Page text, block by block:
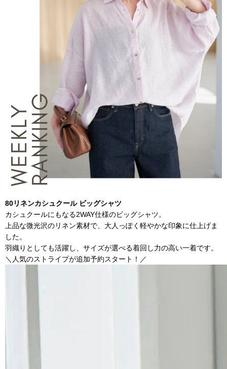
80リネンカシュクール ビッグシャツ
カシュクールにもなる2WAY仕様のビッグシャツ。
上品な微光沢のリネン素材で、大人っぽく軽やかな印象に仕上げま
した。
羽織りとしても活躍し、サイズが選べる着回し力の高い一着です。
＼人気のストライプが追加予約スタート！／